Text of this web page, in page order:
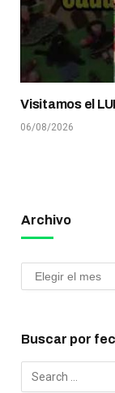
Visitamos el
06/08/2026
Archivo
Buscar por